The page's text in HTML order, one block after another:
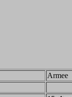
Armee